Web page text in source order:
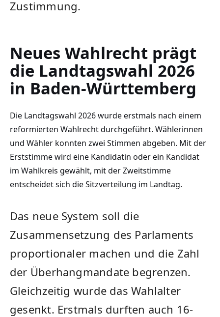
Zustimmung.
Neues Wahlrecht prägt
die Landtagswahl 2026
in Baden-Württemberg
Die Landtagswahl 2026 wurde erstmals nach einem
reformierten Wahlrecht durchgeführt. Wählerinnen
und Wähler konnten zwei Stimmen abgeben. Mit der
Erststimme wird eine Kandidatin oder ein Kandidat
im Wahlkreis gewählt, mit der Zweitstimme
entscheidet sich die Sitzverteilung im Landtag.
Das neue System soll die
Zusammensetzung des Parlaments
proportionaler machen und die Zahl
der Überhangmandate begrenzen.
Gleichzeitig wurde das Wahlalter
gesenkt. Erstmals durften auch 16-